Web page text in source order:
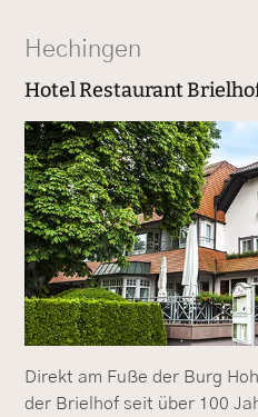
Hechingen
Hotel Restaurant
Direkt am Fuße der Burg
der Brielhof seit über 100